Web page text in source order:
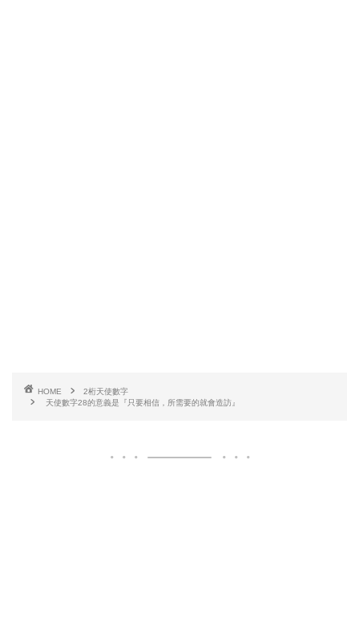
HOME
2桁天使數字
天使數字28的意義是『只要相信，所需要的就會造訪』